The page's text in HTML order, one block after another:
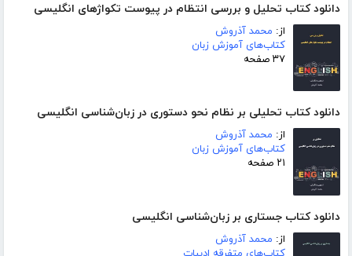
دانلود کتاب تحلیل و بررسی انتظام در پیوست تکواژهای انگلیسی
از: محمد آذروش
کتاب‌های آموزش زبان
۳۷ صفحه
دانلود کتاب تحلیلی بر نظام نحو دستوری در زبان‌شناسی انگلیسی
از: محمد آذروش
کتاب‌های آموزش زبان
۲۱ صفحه
دانلود کتاب جستاری بر زبان‌شناسی انگلیسی
از: محمد آذروش